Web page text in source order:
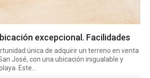
excepcional. Facilidades
única de adquirir un terreno en venta
José, con una ubicación inigualable y
Este...